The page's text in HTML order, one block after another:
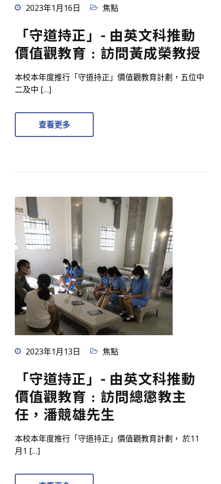
2023年1月16日 焦點
「守道持正」- 由英文科推動
價值觀教育﹕訪問黃成榮教授
本校本年度推行「守道持正」價值觀教育計劃，五位中
二及中 […]
查看更多
2023年1月13日 焦點
「守道持正」- 由英文科推動
價值觀教育﹕訪問總懲教主
任，潘競雄先生
本校本年度推行「守道持正」價值觀教育計劃， 於11
月1 […]